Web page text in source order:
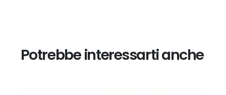
Potrebbe interessarti anche